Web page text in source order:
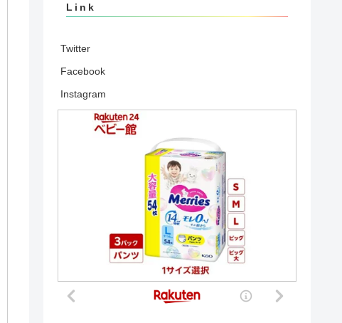
Link
Twitter
Facebook
Instagram